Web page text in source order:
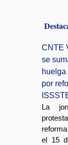
CNTE
se
huelga
por
La
el 15